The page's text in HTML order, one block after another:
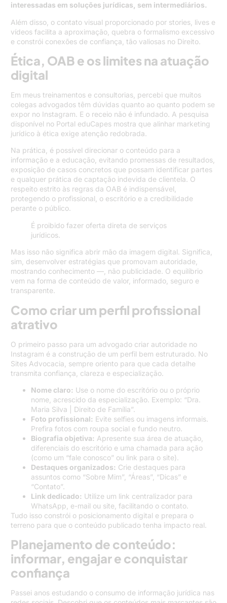
interessadas em soluções jurídicas, sem intermediários.
Além disso, o contato visual proporcionado por stories, lives e
vídeos facilita a aproximação, quebra o formalismo excessivo
e constrói conexões de confiança, tão valiosas no Direito.
Ética, OAB e os limites na atuação
digital
Em meus treinamentos e consultorias, percebi que muitos
colegas advogados têm dúvidas quanto ao quanto podem se
expor no Instagram. E o receio não é infundado. A pesquisa
disponível no Portal eduCapes mostra que alinhar marketing
jurídico à ética exige atenção redobrada.
Na prática, é possível direcionar o conteúdo para a
informação e a educação, evitando promessas de resultados,
exposição de casos concretos que possam identificar partes
e qualquer prática de captação indevida de clientela. O
respeito estrito às regras da OAB é indispensável,
protegendo o profissional, o escritório e a credibilidade
perante o público.
É proibido fazer oferta direta de serviços
jurídicos.
Mas isso não significa abrir mão da imagem digital. Significa,
sim, desenvolver estratégias que promovam autoridade,
mostrando conhecimento —, não publicidade. O equilíbrio
vem na forma de conteúdo de valor, informado, seguro e
transparente.
Como criar um perfil profissional
atrativo
O primeiro passo para um advogado criar autoridade no
Instagram é a construção de um perfil bem estruturado. No
Sites Advocacia, sempre oriento para que cada detalhe
transmita confiança, clareza e especialização.
Nome claro: Use o nome do escritório ou o próprio
nome, acrescido da especialização. Exemplo: “Dra.
Maria Silva | Direito de Família”.
Foto profissional: Evite selfies ou imagens informais.
Prefira fotos com roupa social e fundo neutro.
Biografia objetiva: Apresente sua área de atuação,
diferenciais do escritório e uma chamada para ação
(como um “fale conosco” ou link para o site).
Destaques organizados: Crie destaques para
assuntos como “Sobre Mim”, “Áreas”, “Dicas” e
“Contato”.
Link dedicado: Utilize um link centralizador para
WhatsApp, e-mail ou site, facilitando o contato.
Tudo isso constrói o posicionamento digital e prepara o
terreno para que o conteúdo publicado tenha impacto real.
Planejamento de conteúdo:
informar, engajar e conquistar
confiança
Passei anos estudando o consumo de informação jurídica nas